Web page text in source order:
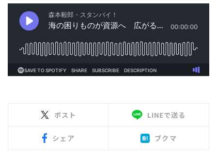
ポスト LINEで送る
シェア ブクマ